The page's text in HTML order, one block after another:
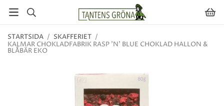
STARTSIDA / SKAFFERIET /
KALMAR CHOKLADFABRIK RASP 'N' BLUE CHOKLAD HALLON &
BLÅBÄR EKO